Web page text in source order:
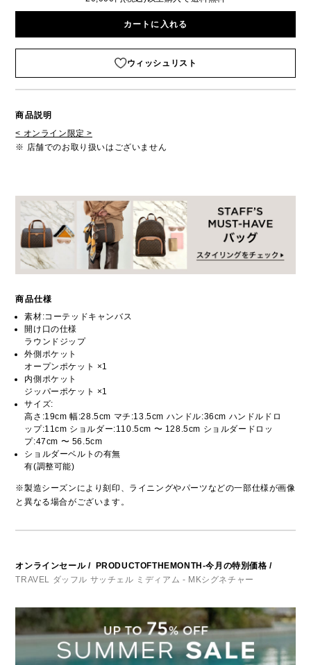
カートに入れる
ウィッシュリスト
商品説明
< オンライン限定 >
※ 店舗でのお取り扱いはございません
商品仕様
素材:コーテッドキャンバス
開け口の仕様
ラウンドジップ
外側ポケット
オープンポケット ×1
内側ポケット
ジッパーポケット ×1
サイズ:
高さ:19cm 幅:28.5cm マチ:13.5cm ハンドル:36cm ハンドルドロ
ップ:11cm ショルダー:110.5cm 〜 128.5cm ショルダードロッ
プ:47cm 〜 56.5cm
ショルダーベルトの有無
有(調整可能)
※製造シーズンにより刻印、ライニングやパーツなどの一部仕様が画像
と異なる場合がございます。
オンラインセール/ PRODUCTOFTHEMONTH-今月の特別価格 /
TRAVEL ダッフル サッチェル ミディアム - MKシグネチャー